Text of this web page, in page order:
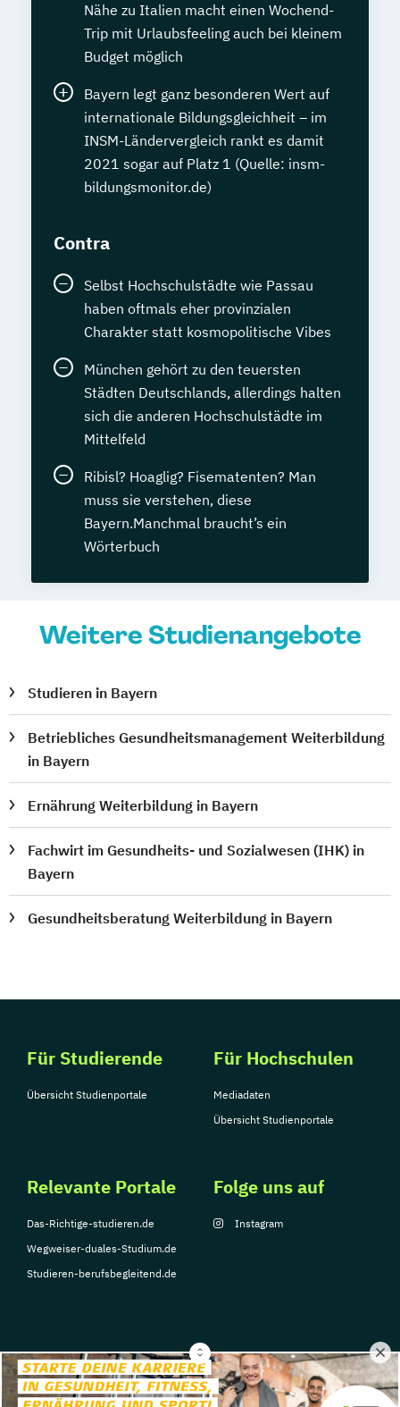
Nähe zu Italien macht einen Wochend-
Trip mit Urlaubsfeeling auch bei kleinem
Budget möglich
Bayern legt ganz besonderen Wert auf
internationale Bildungsgleichheit – im
INSM-Ländervergleich rankt es damit
2021 sogar auf Platz 1 (Quelle: insm-
bildungsmonitor.de)
Contra
Selbst Hochschulstädte wie Passau
haben oftmals eher provinzialen
Charakter statt kosmopolitische Vibes
München gehört zu den teuersten
Städten Deutschlands, allerdings halten
sich die anderen Hochschulstädte im
Mittelfeld
Ribisl? Hoaglig? Fisematenten? Man
muss sie verstehen, diese
Bayern.Manchmal braucht’s ein
Wörterbuch
Weitere Studienangebote
Studieren in Bayern
Betriebliches Gesundheitsmanagement Weiterbildung
in Bayern
Ernährung Weiterbildung in Bayern
Fachwirt im Gesundheits- und Sozialwesen (IHK) in
Bayern
Gesundheitsberatung Weiterbildung in Bayern
Für Studierende
Übersicht Studienportale
Für Hochschulen
Mediadaten
Übersicht Studienportale
Relevante Portale
Das-Richtige-studieren.de
Wegweiser-duales-Studium.de
Studieren-berufsbegleitend.de
Folge uns auf
Instagram
© Copyright 2026, TarGroup Media GmbH